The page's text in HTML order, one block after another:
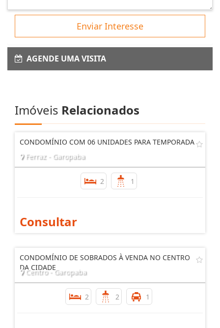
Enviar Interesse
AGENDE UMA VISITA
Imóveis Relacionados
CONDOMÍNIO COM 06 UNIDADES PARA TEMPORADA
Ferraz - Garopaba
2 1
Consultar
CONDOMÍNIO DE SOBRADOS À VENDA NO CENTRO
DA CIDADE
Centro - Garopaba
2 2 1